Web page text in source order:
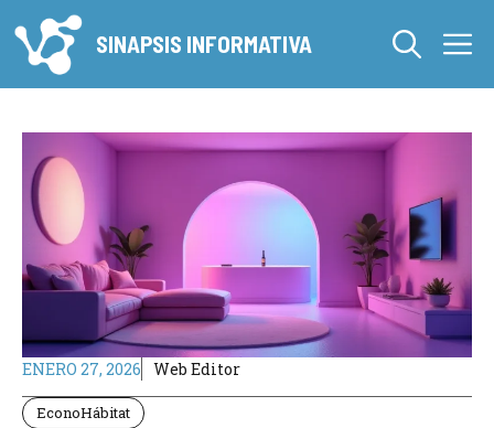
al
contenido
SINAPSIS INFORMATIVA
ENERO 27, 2026 Web Editor
EconoHábitat